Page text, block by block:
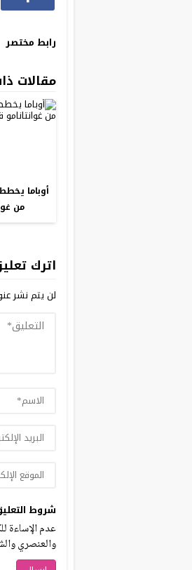
رابط مختصر
مقالات
من
اترك
لن يتم نشر
شروط
عدم الإساءة
والعنصري